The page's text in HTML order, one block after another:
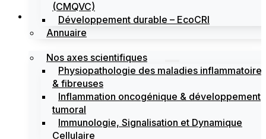
(CMQVC)
Développement durable – EcoCRI
Annuaire
Recherche
Nos axes scientifiques
Physiopathologie des maladies inflammatoires
& fibreuses
Inflammation oncogénique & développement
tumoral
Immunologie, Signalisation et Dynamique
Cellulaire